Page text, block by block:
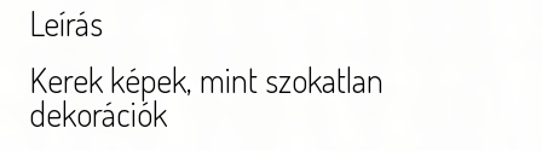
and
amidst
lush
Leírás
Kerek képek, mint szokatlan
dekorációk